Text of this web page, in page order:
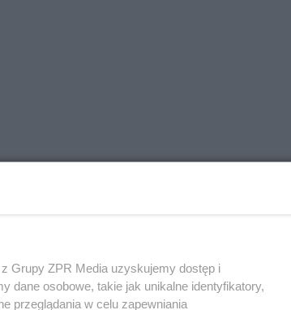
Grupy ZPR Media uzyskujemy dostęp i
dane osobowe, takie jak unikalne identyfikatory,
przeglądania w celu zapewniania